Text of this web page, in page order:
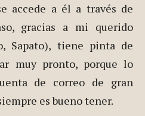
accede a él a través de
gracias a mi querido
Sapato), tiene pinta de
muy pronto, porque lo
de correo de gran
es bueno tener.